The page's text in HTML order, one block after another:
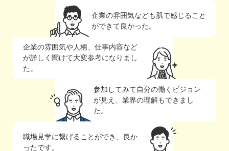
企業の雰囲気なども肌で感じること
ができて良かった。
企業の雰囲気や人柄、仕事内容など
が詳しく聞けて大変参考になりまし
た。
参加してみて自分の働くビジョン
が見え、業界の理解もできまし
た。
職場見学に繋げることができ、良か
ったです。